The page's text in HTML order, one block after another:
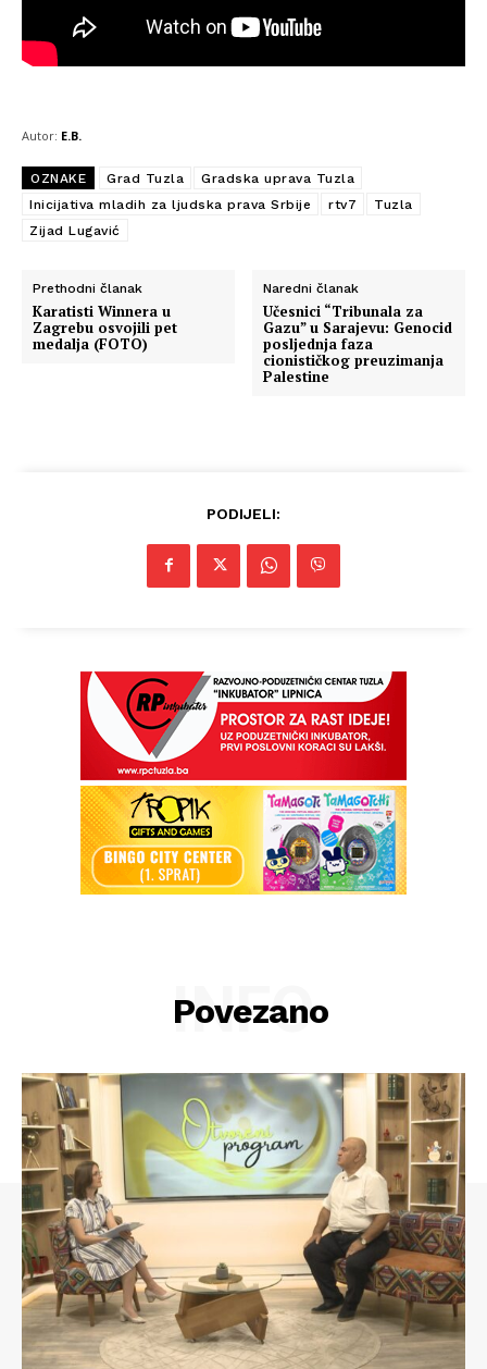
Autor: E.B.
OZNAKE Grad Tuzla
Gradska uprava Tuzla
Inicijativa mladih za ljudska prava Srbije
rtv7
Tuzla
Zijad Lugavić
Prethodni članak
Karatisti Winnera u
Zagrebu osvojili pet
medalja (FOTO)
Naredni članak
Učesnici “Tribunala za
Gazu” u Sarajevu: Genocid
posljednja faza
cionističkog preuzimanja
Palestine
PODIJELI:
Povezano
INFO